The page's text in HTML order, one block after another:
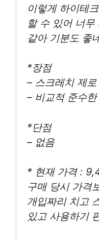
이렇게 하이테
할 수 있어 너
같아 기분도 좋
*장점
– 스크레치 제
– 비교적 준수
*단점
– 없음
* 현재 가격 :
구매 당시 가격
개입짜리 치고
있고 사용하기